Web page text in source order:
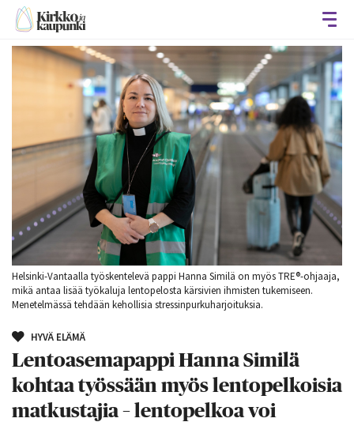
Helsinki-Vantaalla työskentelevä pappi Hanna Similä on myös TRE®-ohjaaja,
mikä antaa lisää työkaluja lentopelosta kärsivien ihmisten tukemiseen.
Menetelmässä tehdään kehollisia stressinpurkuharjoituksia.
HYVÄ ELÄMÄ
Lentoasemapappi Hanna Similä
kohtaa työssään myös lentopelkoisia
matkustajia – lentopelkoa voi